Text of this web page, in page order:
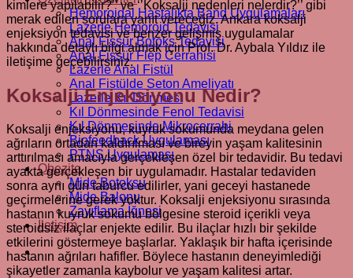
Hemoroidal Hastalıkta Band Uygulamaları
Lazerle Hemoroid Tedavisi
Anal Fissür Botoks Tedavisi
Anal Fissür Flep Cerrahisi
Lazerle Anal Fistül
Anal Fistülde Seton Ameliyatı
Lazerle Kıl Dönmesi
Kıl Dönmesinde Fenol Tedavisi
Kıl Dönmesinde Mikrocerrahi
Biofeedback Uygulaması
PTNS Uygulaması
Obezite
Mide Botoksu
Mide Balonu
Zayıflama İğnesi
İletişim
kimlere yapılabilir?’’ ve ‘’Koksalji nedenleri nelerdir?’’ gibi
merak edilen sorulara yanıt vereceğiz. Ankara koksalji
enjeksiyon tedavisi ve benzer gelişmiş uygulamalar
hakkında detaylı bilgi almak için Prof. Dr. Aybala Yıldız ile
iletişime geçebilirsiniz.
Koksalji Enjeksiyonu Nedir?
Koksalji enjeksiyonu, kuyruk sokumunda meydana gelen
ağrıların ortadan kaldırılması ve bireyin yaşam kalitesinin
arttırılması amacıyla gerçekleşen özel bir tedavidir. Bu tedavi
ayakta gerçekleşen bir uygulamadır. Hastalar tedaviden
sonra aynı gün taburcu edilirler, yani geceyi hastanede
geçirmelerine gerek yoktur. Koksalji enjeksiyonu sırasında
hastanın kuyruk sokumu bölgesine steroid içerikli veya
steroidsiz ilaçlar enjekte edilir. Bu ilaçlar hızlı bir şekilde
etkilerini göstermeye başlarlar. Yaklaşık bir hafta içerisinde
hastanın ağrıları hafifler. Böylece hastanın deneyimlediği
şikayetler zamanla kaybolur ve yaşam kalitesi artar.